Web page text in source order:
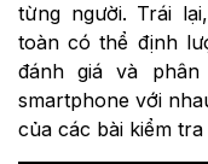
từng người. Trái
toàn có thể định
đánh giá và
smartphone với
của các bài kiểm